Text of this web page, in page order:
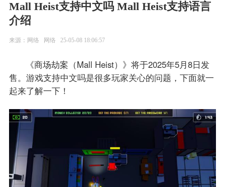
Mall Heist支持中文吗 Mall Heist支持语言
介绍
来源：网络 网络 25-05-08 18:06:57
《商场劫案（Mall Heist）》将于2025年5月8日发
售。游戏支持中文吗是很多玩家关心的问题，下面就一
起来了解一下！